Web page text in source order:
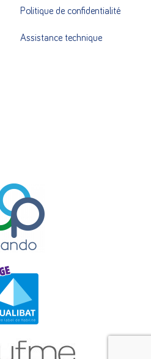
Politique de confidentialité
Assistance technique